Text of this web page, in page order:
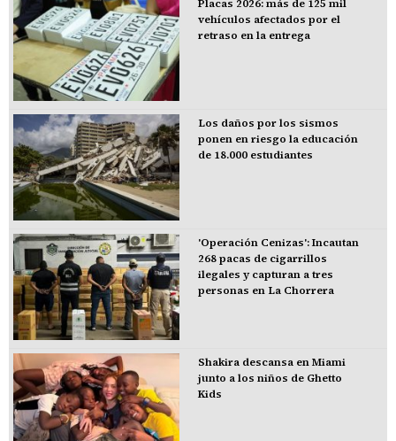
Placas 2026: más de 125 mil
vehículos afectados por el
retraso en la entrega
Los daños por los sismos
ponen en riesgo la educación
de 18.000 estudiantes
'Operación Cenizas': Incautan
268 pacas de cigarrillos
ilegales y capturan a tres
personas en La Chorrera
Shakira descansa en Miami
junto a los niños de Ghetto
Kids